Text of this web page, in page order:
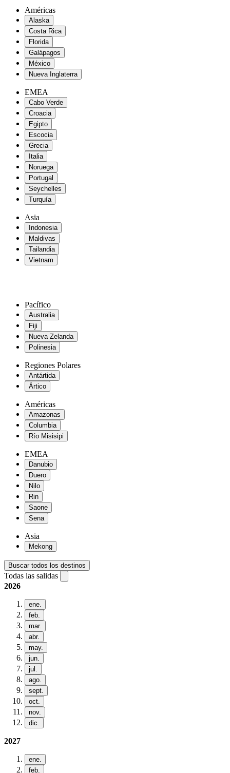
Américas
Alaska
Costa Rica
Florida
Galápagos
México
Nueva Inglaterra
EMEA
Cabo Verde
Croacia
Egipto
Escocia
Grecia
Italia
Noruega
Portugal
Seychelles
Turquía
Asia
Indonesia
Maldivas
Tailandia
Vietnam
Pacífico
Australia
Fiji
Nueva Zelanda
Polinesia
Regiones Polares
Antártida
Ártico
Américas
Amazonas
Columbia
Río Misisipi
EMEA
Danubio
Duero
Nilo
Rin
Saone
Sena
Asia
Mekong
Buscar todos los destinos
Todas las salidas
2026
ene.
feb.
mar.
abr.
may.
jun.
jul.
ago.
sept.
oct.
nov.
dic.
2027
ene.
feb.